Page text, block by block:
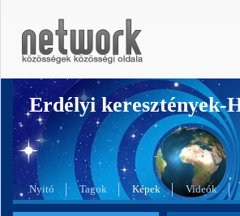
Erdélyi
Nyitó Tagok Képek Videók